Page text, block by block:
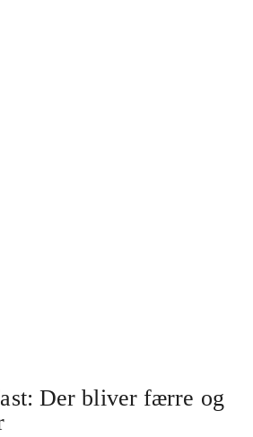
Der bliver færre og